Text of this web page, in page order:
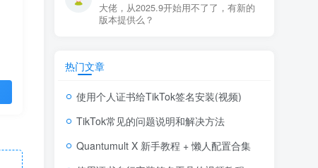
大佬，从2025.9开始用不了了，有新的
版本提供么？
热门文章
使用个人证书给TikTok签名安装(视频)
TikTok常见的问题说明和解决方法
Quantumult X 新手教程 + 懒人配置合集